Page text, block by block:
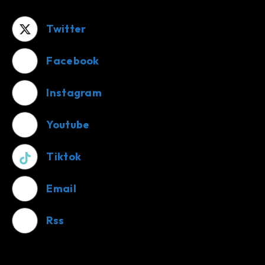
Twitter
Facebook
Instagram
Youtube
Tiktok
Email
Rss